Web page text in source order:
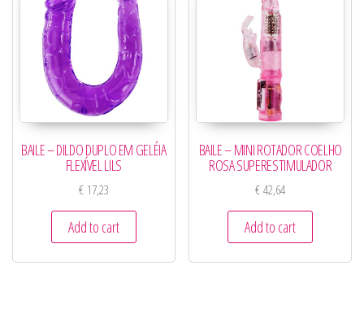
BAILE – DILDO DUPLO EM GELÉIA
FLEXÍVEL LILS
€17,23
Add to cart
BAILE – MINI ROTADOR COELHO
ROSA SUPERESTIMULADOR
€42,64
Add to cart